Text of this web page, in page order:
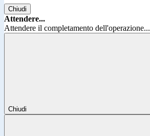
Chiudi
Attendere...
Attendere il completamento dell'operazione...
Chiudi